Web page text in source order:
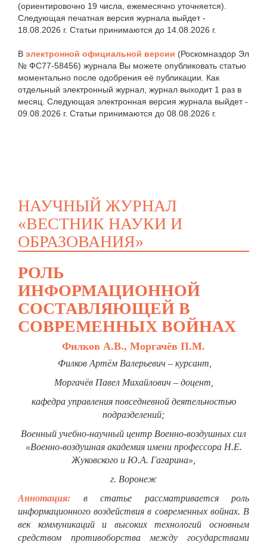
(ориентировочно 19 числа, ежемесячно уточняется).
Следующая печатная версия журнала выйдет -
18.08.2026 г. Статьи принимаются до 14.08.2026 г.
В электронной официальной версии (Роскомназдор Эл
№ ФС77-58456) журнала Вы можете опубликовать статью
моментально после одобрения её публикации. Как
отдельный электронный журнал, журнал выходит 1 раз в
месяц. Следующая электронная версия журнала выйдет -
09.08.2026 г. Статьи принимаются до 08.08.2026 г.
НАУЧНЫЙ ЖУРНАЛ
«ВЕСТНИК НАУКИ И
ОБРАЗОВАНИЯ»
РОЛЬ
ИНФОРМАЦИОННОЙ
СОСТАВЛЯЮЩЕЙ В
СОВРЕМЕННЫХ ВОЙНАХ
Филков А.В., Моргачёв П.М.
Филков Артём Валерьевич – курсант,
Моргачёв Павел Михайлович – доцент,
кафедра управления повседневной деятельностью
подразделений;
Военный учебно-научный центр Военно-воздушных сил
«Военно-воздушная академия имени профессора Н.Е.
Жуковского и Ю.А. Гагарина»,
г. Воронеж
Аннотация:
в статье рассматривается роль
информационного воздействия в современных войнах. В
век коммуникаций и высоких технологий основным
средством противоборства между государствами